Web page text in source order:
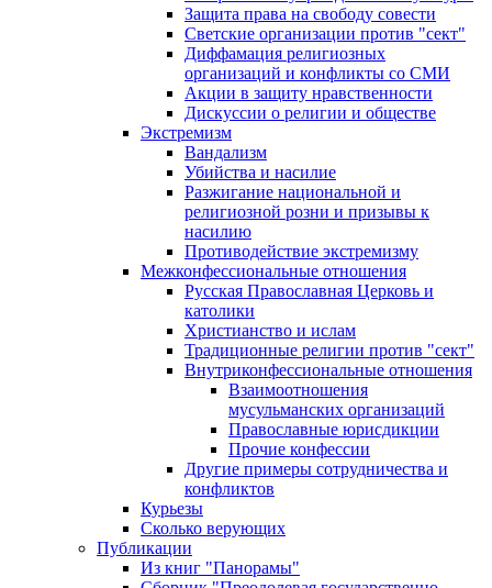
Защита права на свободу совести
Светские организации против "сект"
Диффамация религиозных
организаций и конфликты со СМИ
Акции в защиту нравственности
Дискуссии о религии и обществе
Экстремизм
Вандализм
Убийства и насилие
Разжигание национальной и
религиозной розни и призывы к
насилию
Противодействие экстремизму
Межконфессиональные отношения
Русская Православная Церковь и
католики
Христианство и ислам
Традиционные религии против "сект"
Внутриконфессиональные отношения
Взаимоотношения
мусульманских организаций
Православные юрисдикции
Прочие конфессии
Другие примеры сотрудничества и
конфликтов
Курьезы
Сколько верующих
Публикации
Из книг "Панорамы"